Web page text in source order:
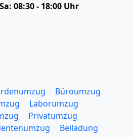
08:30 - 18:00 Uhr
Büroumzug
Laborumzug
Privatumzug
Beiladung